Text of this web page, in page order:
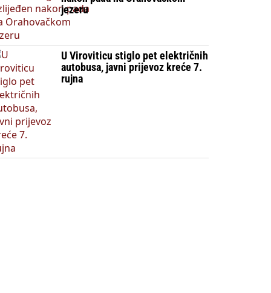
jezeru
U Viroviticu stiglo pet električnih
autobusa, javni prijevoz kreće 7.
rujna